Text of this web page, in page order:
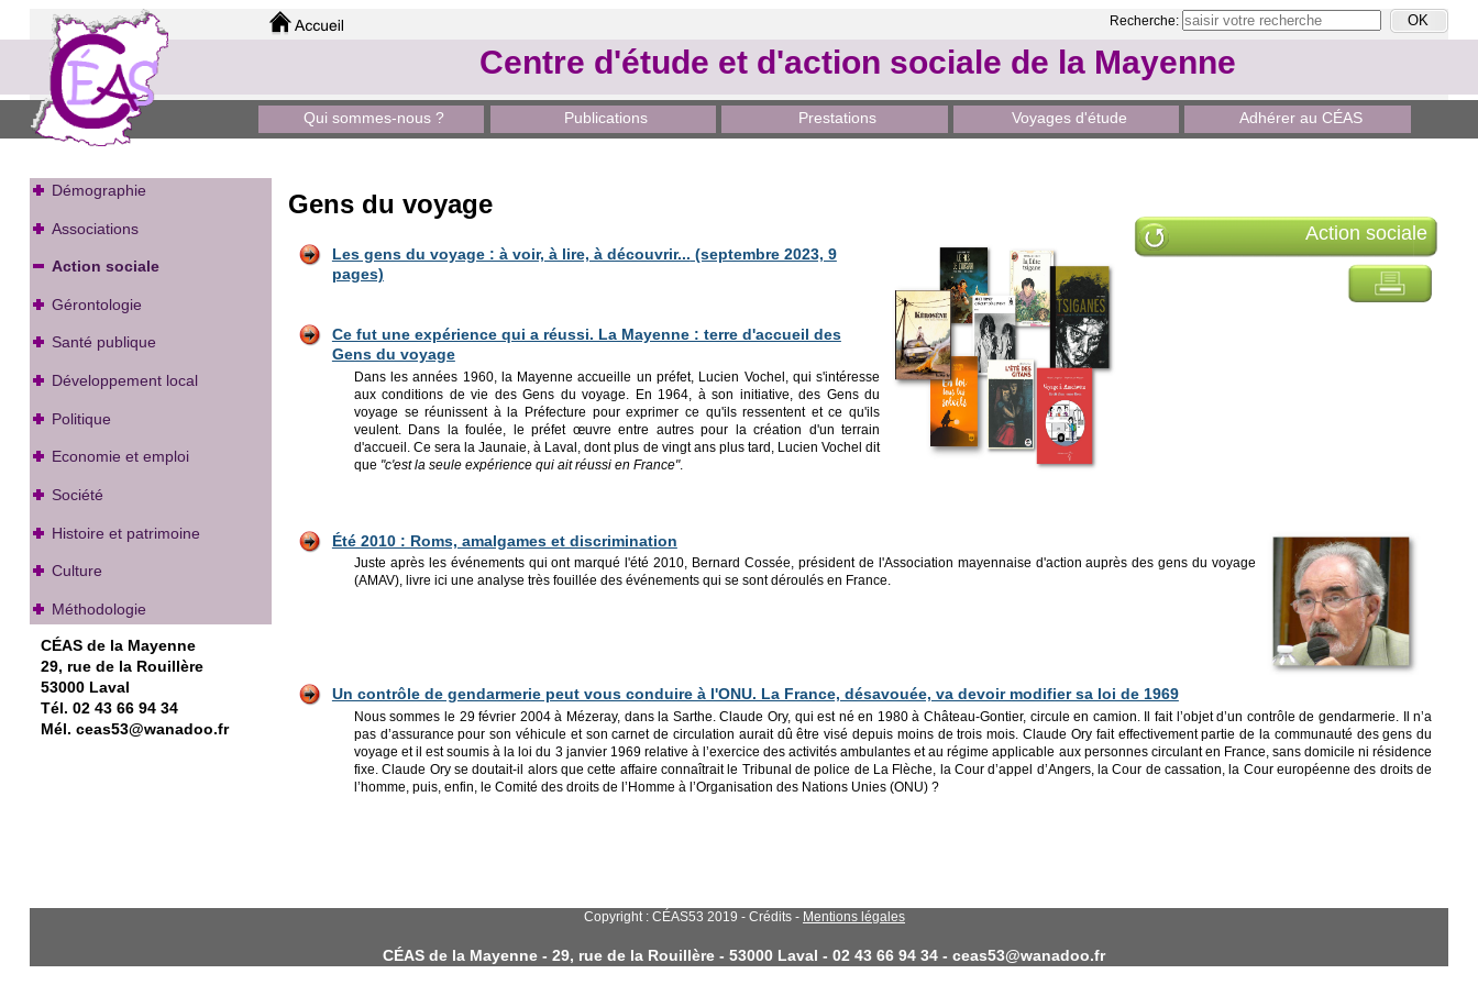
Recherche:
Centre d'étude et d'action sociale de la Mayenne
Qui sommes-nous ? Publications Prestations Voyages d'étude Adhérer au CÉAS
Démographie
Associations
Action sociale
Gérontologie
Santé publique
Développement local
Politique
Economie et emploi
Société
Histoire et patrimoine
Culture
Méthodologie
CÉAS de la Mayenne
29, rue de la Rouillère
53000 Laval
Tél. 02 43 66 94 34
Mél. ceas53@wanadoo.fr
Action sociale
Gens du voyage
Les gens du voyage : à voir, à lire, à découvrir... (septembre 2023, 9
pages)
Ce fut une expérience qui a réussi. La Mayenne : terre d'accueil des
Gens du voyage
Dans les années 1960, la Mayenne accueille un préfet, Lucien Vochel, qui s'intéresse
aux conditions de vie des Gens du voyage. En 1964, à son initiative, des Gens du
voyage se réunissent à la Préfecture pour exprimer ce qu'ils ressentent et ce qu'ils
veulent. Dans la foulée, le préfet œuvre entre autres pour la création d'un terrain
d'accueil. Ce sera la Jaunaie, à Laval, dont plus de vingt ans plus tard, Lucien Vochel dit
que "c'est la seule expérience qui ait réussi en France".
Été 2010 : Roms, amalgames et discrimination
Juste après les événements qui ont marqué l'été 2010, Bernard Cossée, président de l'Association mayennaise d'action auprès des gens du voyage
(AMAV), livre ici une analyse très fouillée des événements qui se sont déroulés en France.
Un contrôle de gendarmerie peut vous conduire à l'ONU. La France, désavouée, va devoir modifier sa loi de 1969
Nous sommes le 29 février 2004 à Mézeray, dans la Sarthe. Claude Ory, qui est né en 1980 à Château-Gontier, circule en camion. Il fait l’objet d’un contrôle de gendarmerie. Il n’a
pas d’assurance pour son véhicule et son carnet de circulation aurait dû être visé depuis moins de trois mois. Claude Ory fait effectivement partie de la communauté des gens du
voyage et il est soumis à la loi du 3 janvier 1969 relative à l’exercice des activités ambulantes et au régime applicable aux personnes circulant en France, sans domicile ni résidence
fixe. Claude Ory se doutait-il alors que cette affaire connaîtrait le Tribunal de police de La Flèche, la Cour d’appel d’Angers, la Cour de cassation, la Cour européenne des droits de
l’homme, puis, enfin, le Comité des droits de l’Homme à l’Organisation des Nations Unies (ONU) ?
Copyright : CÉAS53 2019 - Crédits - Mentions légales
CÉAS de la Mayenne - 29, rue de la Rouillère - 53000 Laval - 02 43 66 94 34 - ceas53@wanadoo.fr